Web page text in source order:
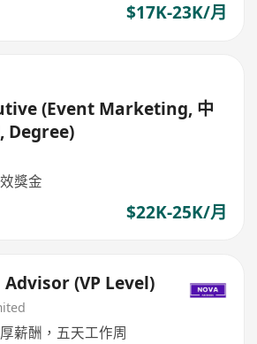
$17K-23K/月
(Event Marketing, 中
Degree)
獎金
$22K-25K/月
(VP Level)
薪酬，五天工作周